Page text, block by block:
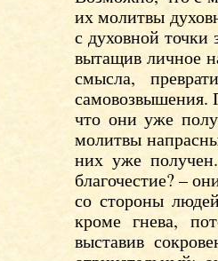
их молитвы
с духовной
вытащив личное
смысла,
самовозвышения.
что они уже
молитвы
них уже
благочестие? –
со стороны
кроме гнева,
выставив